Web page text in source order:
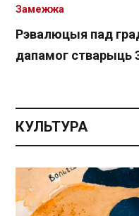
Рэвалюцыя пад
дапамог
Замежжа
КУЛЬТУРА